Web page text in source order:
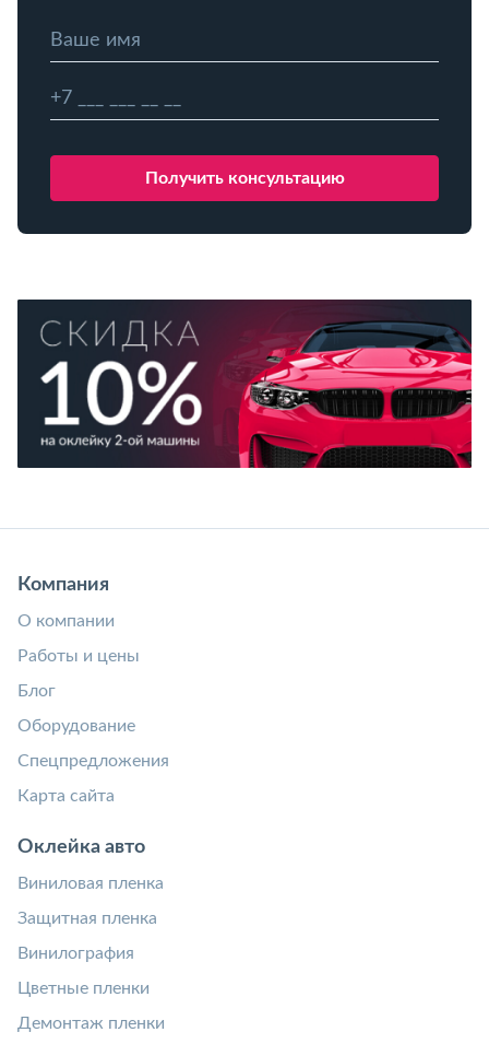
Компания
О компании
Работы и цены
Блог
Оборудование
Спецпредложения
Карта сайта
Оклейка авто
Виниловая пленка
Защитная пленка
Винилография
Цветные пленки
Демонтаж пленки